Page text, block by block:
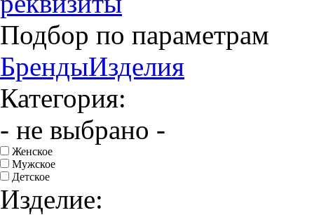
Подбор по параметрам
БрендыИзделия
Категория:
- не выбрано -
Женское
Мужское
Детское
Изделие: